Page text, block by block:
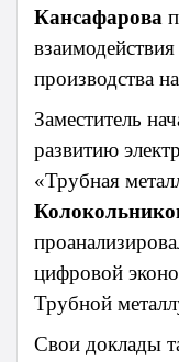
Кансафарова
производства
Заместитель
развитию
«Трубная
цифровой
Трубной
Свои доклады